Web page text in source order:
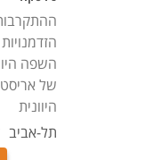
השפה
של
היוונית
תל-אביב